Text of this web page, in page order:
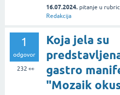
16.07.2024. pitanje u
Redakcija
1
odgovor
232 👀
Koja jela su
gastro
"Mozaik